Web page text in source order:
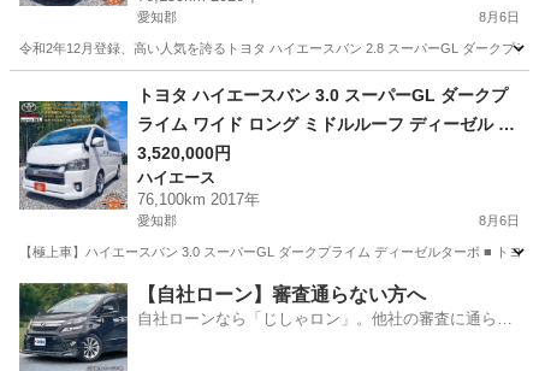
愛知郡 8月6日
令和2年12月登録、高い人気を誇るトヨタ ハイエースバン 2.8 スーパーGL ダークプ
ハイエース
トヨタ ハイエースバン 3.0 スーパーGL ダークプ
ライム ワイド ロング ミドルルーフ ディーゼル 極
上状態!豪華フルカスタム
3,520,000円
ハイエース
76,100km 2017年
愛知郡 8月6日
【極上車】ハイエースバン 3.0 スーパーGL ダークプライム ディーゼルターボ ■ ト
愛知 愛知郡 ハイエース 車両
【自社ローン】審査通らない方へ
自社ローンなら「じしゃロン」。他社の審査に通らな